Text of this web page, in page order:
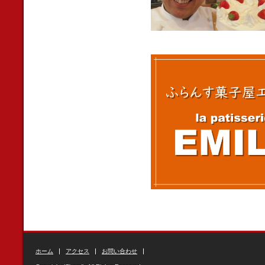
ホーム アクセス お問い合わせ